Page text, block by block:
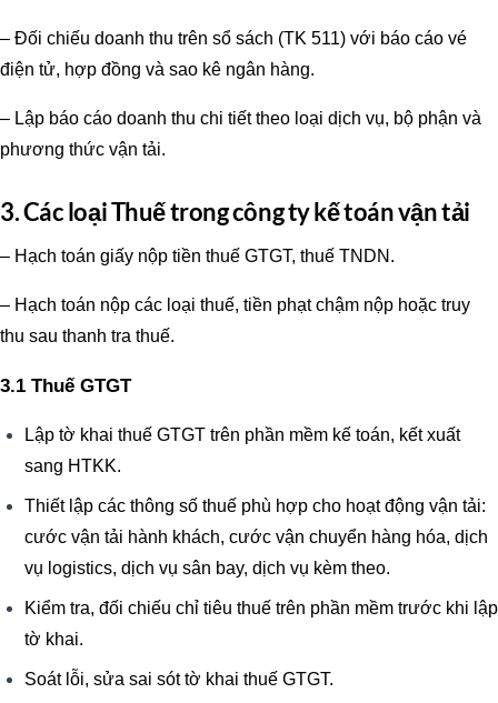
– Đối chiếu doanh thu trên sổ sách (TK 511) với báo cáo vé
điện tử, hợp đồng và sao kê ngân hàng.
– Lập báo cáo doanh thu chi tiết theo loại dịch vụ, bộ phận và
phương thức vận tải.
3. Các loại Thuế trong công ty kế toán vận tải
– Hạch toán giấy nộp tiền thuế GTGT, thuế TNDN.
– Hạch toán nộp các loại thuế, tiền phạt chậm nộp hoặc truy
thu sau thanh tra thuế.
3.1 Thuế GTGT
Lập tờ khai thuế GTGT trên phần mềm kế toán, kết xuất
sang HTKK.
Thiết lập các thông số thuế phù hợp cho hoạt động vận tải:
cước vận tải hành khách, cước vận chuyển hàng hóa, dịch
vụ logistics, dịch vụ sân bay, dịch vụ kèm theo.
Kiểm tra, đối chiếu chỉ tiêu thuế trên phần mềm trước khi lập
tờ khai.
Soát lỗi, sửa sai sót tờ khai thuế GTGT.